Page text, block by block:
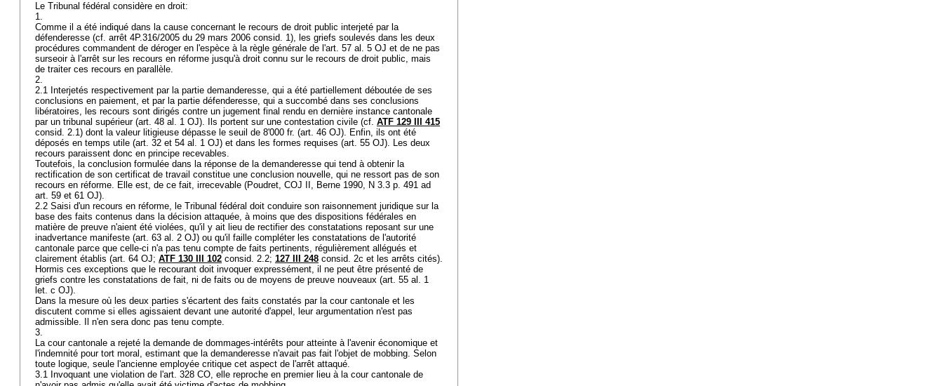
Le Tribunal fédéral considère en droit:
1.
Comme il a été indiqué dans la cause concernant le recours de droit public interjeté par la
défenderesse (cf. arrêt 4P.316/2005 du 29 mars 2006 consid. 1), les griefs soulevés dans les deux
procédures commandent de déroger en l'espèce à la règle générale de l'art. 57 al. 5 OJ et de ne pas
surseoir à l'arrêt sur les recours en réforme jusqu'à droit connu sur le recours de droit public, mais
de traiter ces recours en parallèle.
2.
2.1 Interjetés respectivement par la partie demanderesse, qui a été partiellement déboutée de ses
conclusions en paiement, et par la partie défenderesse, qui a succombé dans ses conclusions
libératoires, les recours sont dirigés contre un jugement final rendu en dernière instance cantonale
par un tribunal supérieur (art. 48 al. 1 OJ). Ils portent sur une contestation civile (cf. ATF 129 III 415
consid. 2.1) dont la valeur litigieuse dépasse le seuil de 8'000 fr. (art. 46 OJ). Enfin, ils ont été
déposés en temps utile (art. 32 et 54 al. 1 OJ) et dans les formes requises (art. 55 OJ). Les deux
recours paraissent donc en principe recevables.
Toutefois, la conclusion formulée dans la réponse de la demanderesse qui tend à obtenir la
rectification de son certificat de travail constitue une conclusion nouvelle, qui ne ressort pas de son
recours en réforme. Elle est, de ce fait, irrecevable (Poudret, COJ II, Berne 1990, N 3.3 p. 491 ad
art. 59 et 61 OJ).
2.2 Saisi d'un recours en réforme, le Tribunal fédéral doit conduire son raisonnement juridique sur la
base des faits contenus dans la décision attaquée, à moins que des dispositions fédérales en
matière de preuve n'aient été violées, qu'il y ait lieu de rectifier des constatations reposant sur une
inadvertance manifeste (art. 63 al. 2 OJ) ou qu'il faille compléter les constatations de l'autorité
cantonale parce que celle-ci n'a pas tenu compte de faits pertinents, régulièrement allégués et
clairement établis (art. 64 OJ; ATF 130 III 102 consid. 2.2; 127 III 248 consid. 2c et les arrêts cités).
Hormis ces exceptions que le recourant doit invoquer expressément, il ne peut être présenté de
griefs contre les constatations de fait, ni de faits ou de moyens de preuve nouveaux (art. 55 al. 1
let. c OJ).
Dans la mesure où les deux parties s'écartent des faits constatés par la cour cantonale et les
discutent comme si elles agissaient devant une autorité d'appel, leur argumentation n'est pas
admissible. Il n'en sera donc pas tenu compte.
3.
La cour cantonale a rejeté la demande de dommages-intérêts pour atteinte à l'avenir économique et
l'indemnité pour tort moral, estimant que la demanderesse n'avait pas fait l'objet de mobbing. Selon
toute logique, seule l'ancienne employée critique cet aspect de l'arrêt attaqué.
3.1 Invoquant une violation de l'art. 328 CO, elle reproche en premier lieu à la cour cantonale de